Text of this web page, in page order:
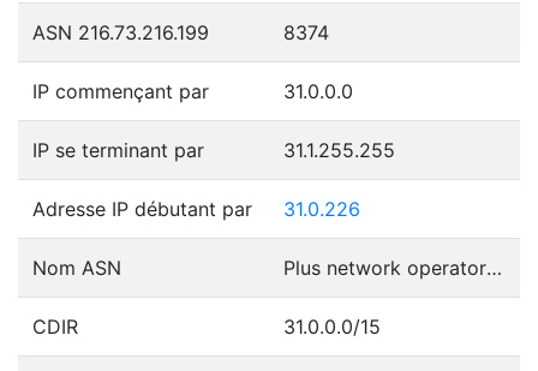
ASN 216.73.216.199 8374
IP commençant par 31.0.0.0
IP se terminant par 31.1.255.255
Adresse IP débutant par 31.0.226
Nom ASN Plus network operator in Poland
CDIR 31.0.0.0/15